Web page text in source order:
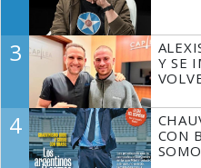
3
Y SE
4
CON